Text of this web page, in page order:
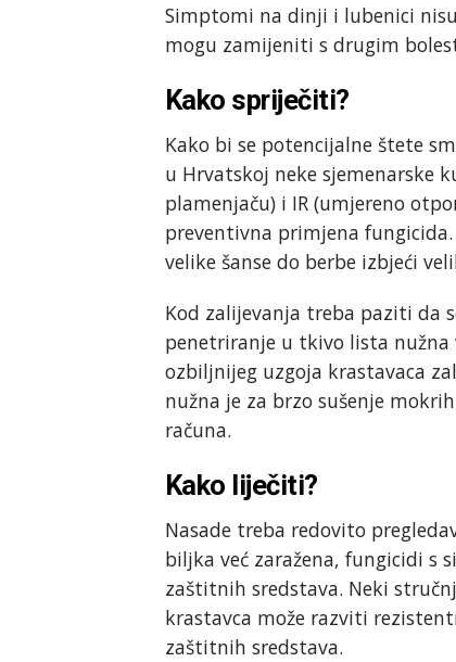
Simptomi na dinji i lubenici
mogu zamijeniti s drugim
Kako spriječiti?
Kako bi se potencijalne štete
u Hrvatskoj neke sjemenarske
plamenjaču) i IR (umjereno
preventivna primjena
velike šanse do berbe izbjeći
Kod zalijevanja treba paziti da
penetriranje u tkivo lista
ozbiljnijeg uzgoja krastavaca
nužna je za brzo sušenje
računa.
Kako liječiti?
Nasade treba redovito
biljka već zaražena, fungicidi s
zaštitnih sredstava. Neki
krastavca može razviti
zaštitnih sredstava.